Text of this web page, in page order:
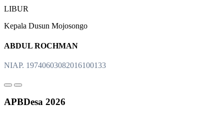
LIBUR
Kepala Dusun Mojosongo
ABDUL ROCHMAN
NIAP. 19740603082016100133
APBDesa 2026